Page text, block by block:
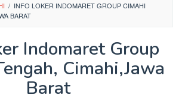
/ INFO LOKER INDOMARET GROUP CIMAHI
BARAT
Indomaret Group
Cimahi,Jawa
Barat